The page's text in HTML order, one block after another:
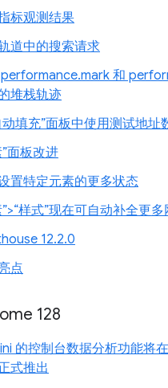
标观测结果
道中的搜索请求
和
堆栈轨迹
动填充”面板中使用测试地址
”面板改进
置特定元素的更多状态
”>“样式”现在可自动补全更
12.2.0
点
128
的控制台数据分析功能将
式推出